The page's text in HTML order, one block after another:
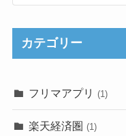
カテゴリー
フリマアプリ (1)
楽天経済圏 (1)